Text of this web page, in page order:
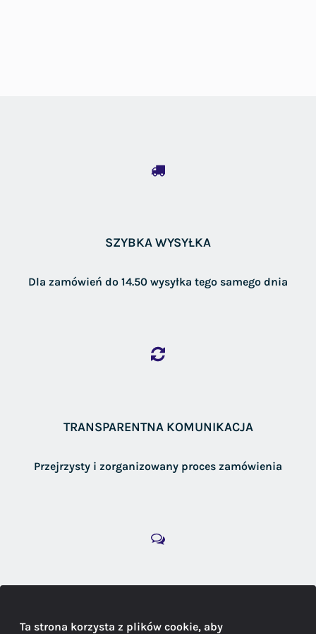
SZYBKA WYSYŁKA
Dla zamówień do 14.50 wysyłka tego samego dnia
TRANSPARENTNA KOMUNIKACJA
Przejrzysty i zorganizowany proces zamówienia
Ta strona korzysta z plików cookie, aby